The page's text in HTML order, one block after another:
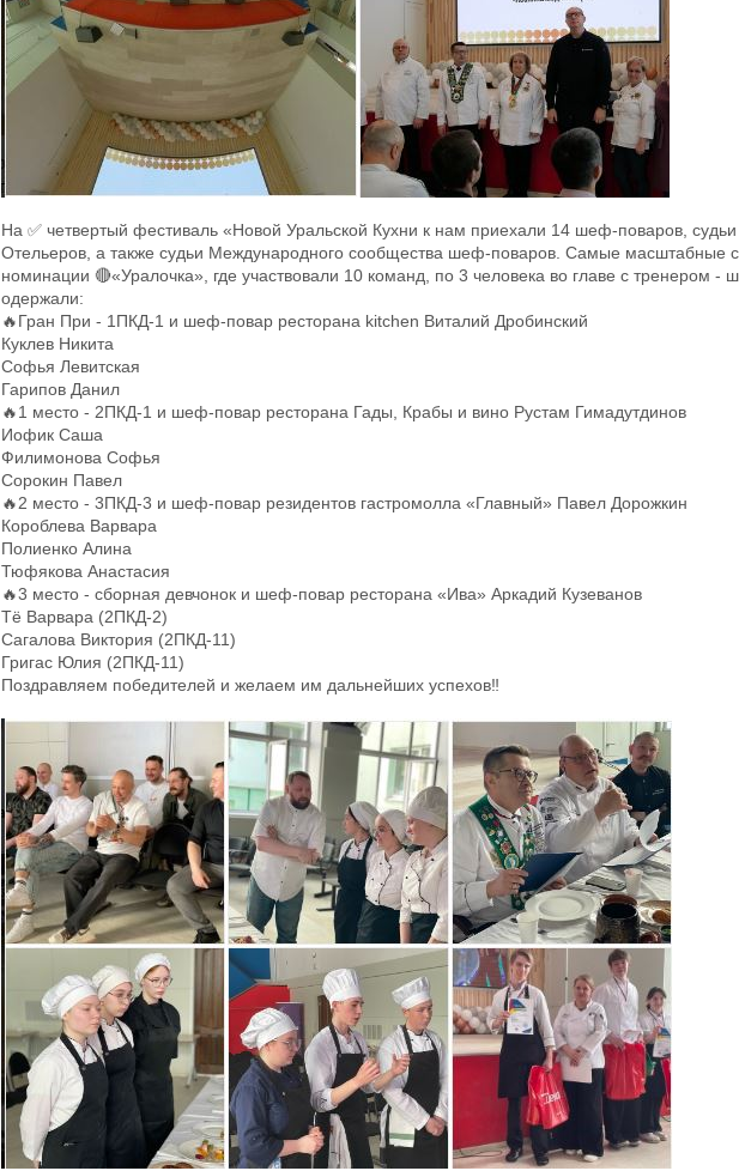
На ✅ четвертый фестиваль «Новой Уральской Кухни к нам приехали 14 шеф-поваров,
Отельеров, а также судьи Международного сообщества шеф-поваров. Самые масштабные
номинации 🔴«Уралочка», где участвовали 10 команд, по 3 человека во главе с тренером
одержали:
🔥Гран При - 1ПКД-1 и шеф-повар ресторана kitchen Виталий Дробинский
Куклев Никита
Софья Левитская
Гарипов Данил
🔥1 место - 2ПКД-1 и шеф-повар ресторана Гады, Крабы и вино Рустам Гимадутдинов
Иофик Саша
Филимонова Софья
Сорокин Павел
🔥2 место - 3ПКД-3 и шеф-повар резидентов гастромолла «Главный» Павел Дорожкин
Короблева Варвара
Полиенко Алина
Тюфякова Анастасия
🔥3 место - сборная девчонок и шеф-повар ресторана «Ива» Аркадий Кузеванов
Тё Варвара (2ПКД-2)
Сагалова Виктория (2ПКД-11)
Григас Юлия (2ПКД-11)
Поздравляем победителей и желаем им дальнейших успехов‼